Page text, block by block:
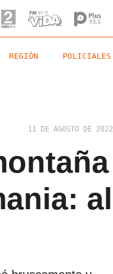
REGIÓN POLICIALES
11 DE AGOSTO DE 2022
al